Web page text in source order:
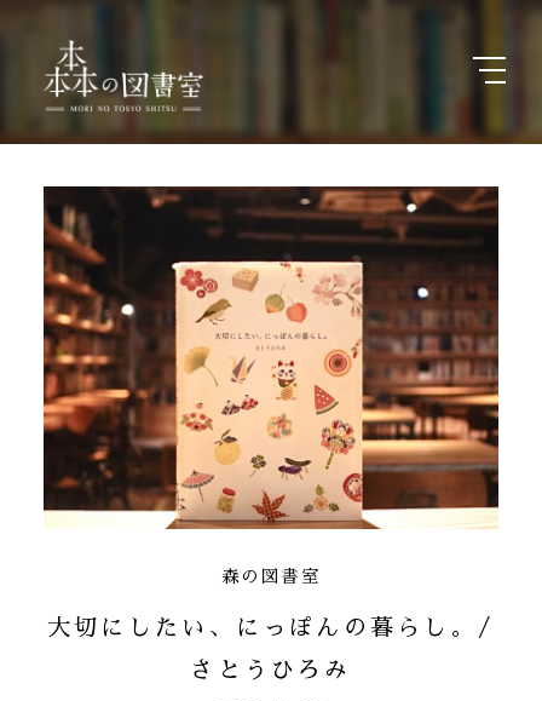
森の図書室
大切にしたい、にっぽんの暮らし。/
さとうひろみ